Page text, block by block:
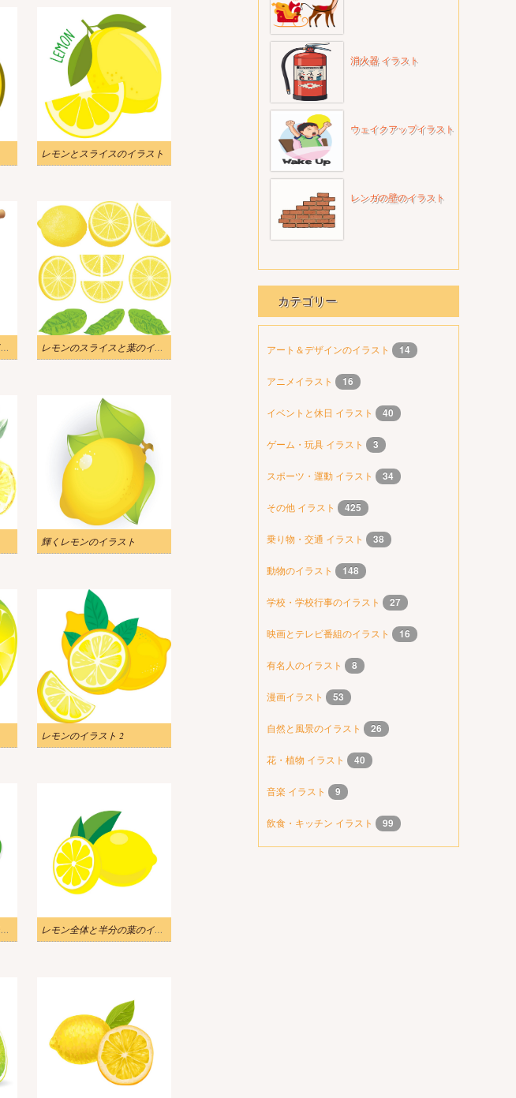
レモンとスライスのイラスト
レモンスライスと蜂蜜のイラスト レモンのスライスと葉のイラスト
輝くレモンのイラスト
レモンのイラスト 2
全体と半分のレモンのフラット デザインのイラスト レモン全体と半分の葉のイラスト
消火器 イラスト
ウェイクアップイラスト
レンガの壁のイラスト
カテゴリー
アート＆デザインのイラスト 14
アニメイラスト 16
イベントと休日 イラスト 40
ゲーム・玩具 イラスト 3
スポーツ・運動 イラスト 34
その他 イラスト 425
乗り物・交通 イラスト 38
動物のイラスト 148
学校・学校行事のイラスト 27
映画とテレビ番組のイラスト 16
有名人のイラスト 8
漫画イラスト 53
自然と風景のイラスト 26
花・植物 イラスト 40
音楽 イラスト 9
飲食・キッチン イラスト 99